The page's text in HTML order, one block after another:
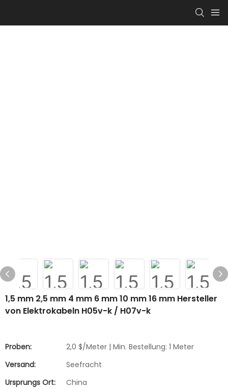
1,5 mm 2,5 mm 4 mm 6 mm 10 mm 16 mm Hersteller
von Elektrokabeln H05v-k / H07v-k
Proben:
2,0 $/Meter | Min. Bestellung: 1 Meter
Versand:
Seefracht
Ursprungs Ort:
China